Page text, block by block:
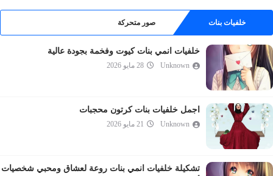
خلفيات بنات صور متحركة
خلفيات انمي بنات كيوت وفخمة بجودة عالية
Unknown 28 مايو 2026
اجمل خلفيات بنات كرتون محجبات
Unknown 21 مايو 2026
تشكيلة خلفيات انمي بنات روعة لعشاق ومحبي شخصيات